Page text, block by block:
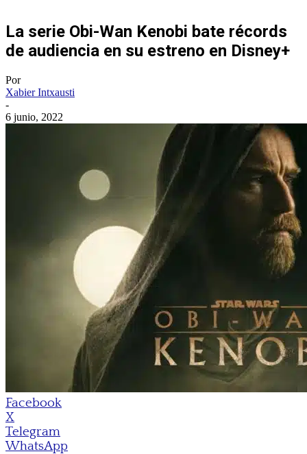
La serie Obi-Wan Kenobi bate récords
de audiencia en su estreno en Disney+
Por
Xabier Intxausti
-
6 junio, 2022
Facebook
X
Telegram
WhatsApp